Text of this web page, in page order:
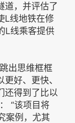
道，并评估了
L线地铁在修
L线乘客提供
出思维框框
好、更快、
还得到了比以
“该项目将
案例，尤其